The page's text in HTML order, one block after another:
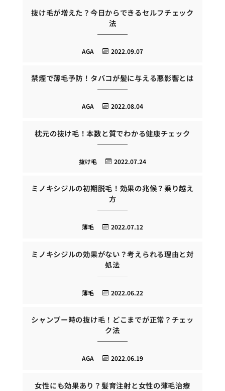
抜け毛が増えた？今日からできるセルフチェック
法
2022.09.07
AGA
禁煙で薄毛予防！タバコが髪に与える悪影響とは
2022.08.04
AGA
枕元の抜け毛！本数と質でわかる健康チェック
2022.07.24
抜け毛
ミノキシジルの初期脱毛！効果の兆候？乗り越え
方
2022.07.12
薄毛
ミノキシジルの効果がない？考えられる理由と対
処法
2022.06.22
薄毛
シャンプー時の抜け毛！どこまでが正常？チェッ
ク法
2022.06.19
AGA
女性にも効果あり？髪育注射と女性の薄毛治療